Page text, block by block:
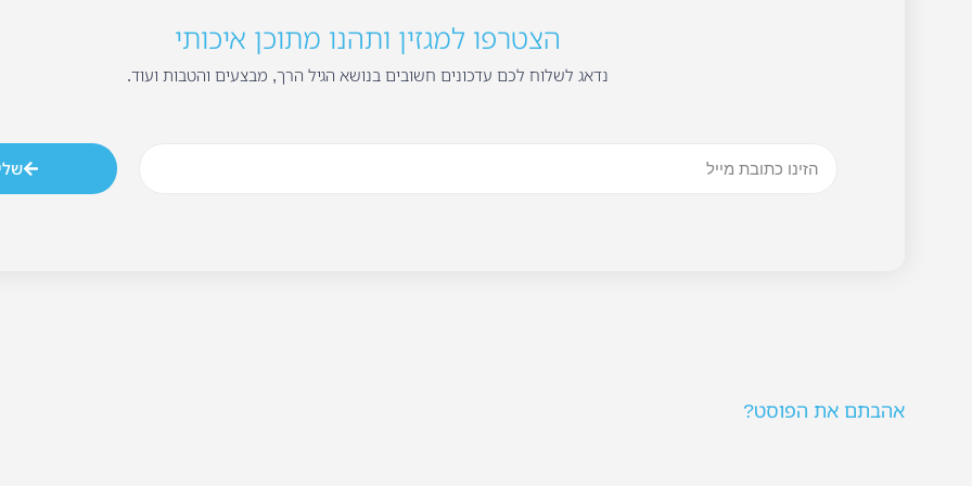
הצטרפו למגזין ותהנו מתוכן איכותי
נדאג לשלוח לכם עדכונים חשובים בנושא הגיל הרך, מבצעים והטבות ועוד.
אהבתם את הפוסט?